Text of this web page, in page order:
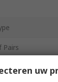
Pairs
uw